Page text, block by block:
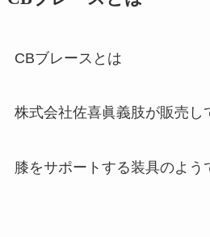
CBブレースとは
株式会社佐喜眞義肢が販売し
膝をサポートする装具のよう